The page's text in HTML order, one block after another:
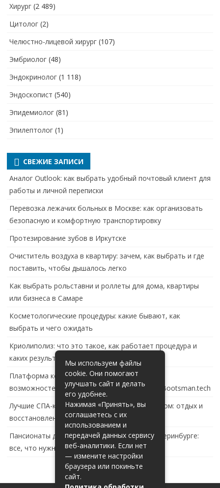
Хирург (2 489)
Цитолог (2)
Челюстно-лицевой хирург (107)
Эмбриолог (48)
Эндокринолог (1 118)
Эндоскопист (540)
Эпидемиолог (81)
Эпилептолог (1)
СВЕЖИЕ ЗАПИСИ
Аналог Outlook: как выбрать удобный почтовый клиент для
работы и личной переписки
Перевозка лежачих больных в Москве: как организовать
безопасную и комфортную транспортировку
Протезирование зубов в Иркутске
Очиститель воздуха в квартиру: зачем, как выбрать и где
поставить, чтобы дышалось легко
Как выбрать рольставни и роллеты для дома, квартиры
или бизнеса в Самаре
Косметологические процедуры: какие бывают, как
выбрать и чего ожидать
Криолиполиз: что это такое, как работает процедура и
каких результатов ждать
Платформа контейнеризации в России: обзор
возможностей и перспектив развития сайта Bootsman.tech
Лучшие СПА-комплексы в Тольятти с бассейном: отдых и
восстановление за городом
Пансионаты для пожилых с деменцией в Екатеринбурге:
все, что нужно знать
Мы используем файлы
cookie. Они помогают
улучшать сайт и делать
его удобнее.
Нажимая «Принять», вы
соглашаетесь с их
использованием и
передачей данных сервису
веб-аналитики. Если нет
— измените настройки
браузера или покиньте
сайт.